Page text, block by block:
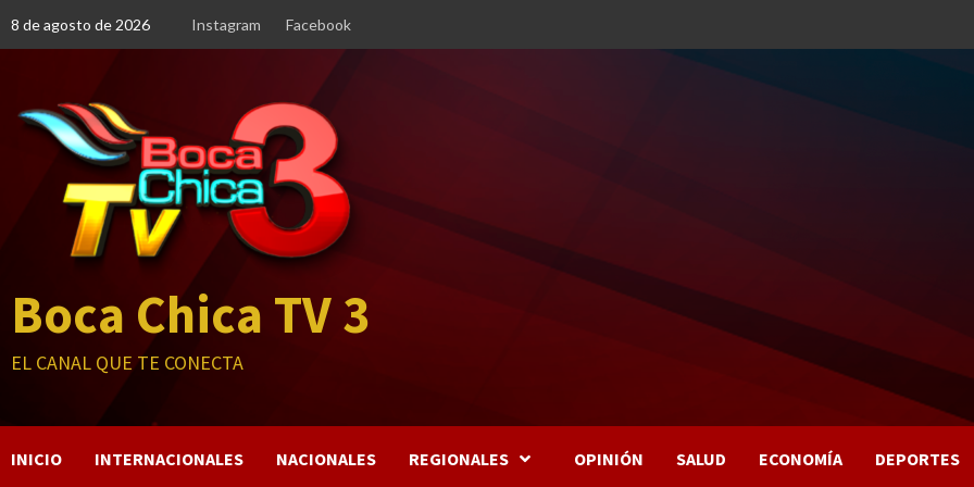
8 de agosto de 2026 Instagram Facebook
Boca Chica TV 3
EL CANAL QUE TE CONECTA
INICIO INTERNACIONALES NACIONALES REGIONALES OPINIÓN SALUD ECONOMÍA DEPORTES